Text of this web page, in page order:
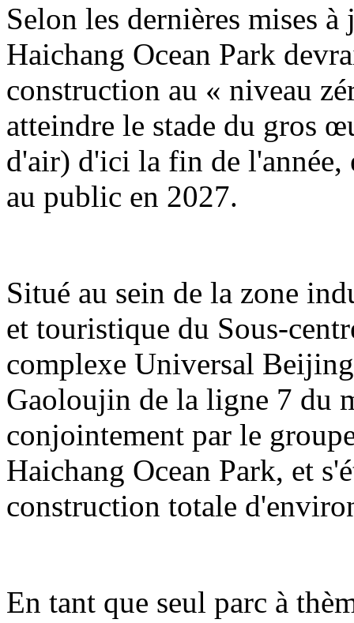
Selon les dernières mises
Haichang Ocean Park
construction au « niveau
atteindre le stade du gros
d'air) d'ici la fin de
au public en 2027.
Situé au sein de la zone
et touristique du Sous-
complexe Universal
Gaoloujin de la ligne 7 du
conjointement par le
Haichang Ocean Park, et
construction totale
En tant que seul parc à